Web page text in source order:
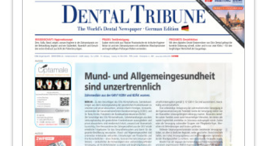
Katharina C. Hamma im Gespräch
GC Germany GmbH
Die deutsche Dentalindustrie ist auch
heute „Herz und Motor“ der IDS
Burkhard Sticklies im Gespräch
BIEN AIR Deutschland GmbH